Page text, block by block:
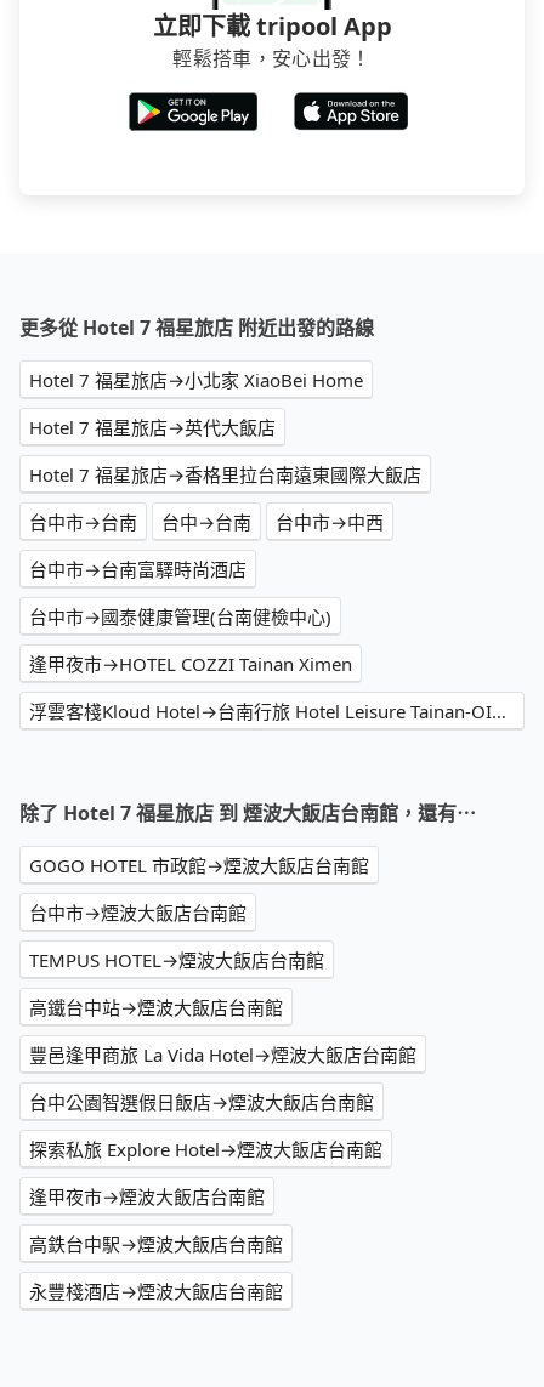
立即下載 tripool App
輕鬆搭車，安心出發！
更多從 Hotel 7 福星旅店 附近出發的路線
Hotel 7 福星旅店→小北家 XiaoBei Home
Hotel 7 福星旅店→英代大飯店
Hotel 7 福星旅店→香格里拉台南遠東國際大飯店
台中市→台南
台中→台南
台中市→中西
台中市→台南富驛時尚酒店
台中市→國泰健康管理(台南健檢中心)
逢甲夜市→HOTEL COZZI Tainan Ximen
浮雲客棧Kloud Hotel→台南行旅 Hotel Leisure Tainan-OINN巷弄潮旅
除了 Hotel 7 福星旅店 到 煙波大飯店台南館，還有⋯
GOGO HOTEL 市政館→煙波大飯店台南館
台中市→煙波大飯店台南館
TEMPUS HOTEL→煙波大飯店台南館
高鐵台中站→煙波大飯店台南館
豐邑逢甲商旅 La Vida Hotel→煙波大飯店台南館
台中公園智選假日飯店→煙波大飯店台南館
探索私旅 Explore Hotel→煙波大飯店台南館
逢甲夜市→煙波大飯店台南館
高鉄台中駅→煙波大飯店台南館
永豐棧酒店→煙波大飯店台南館